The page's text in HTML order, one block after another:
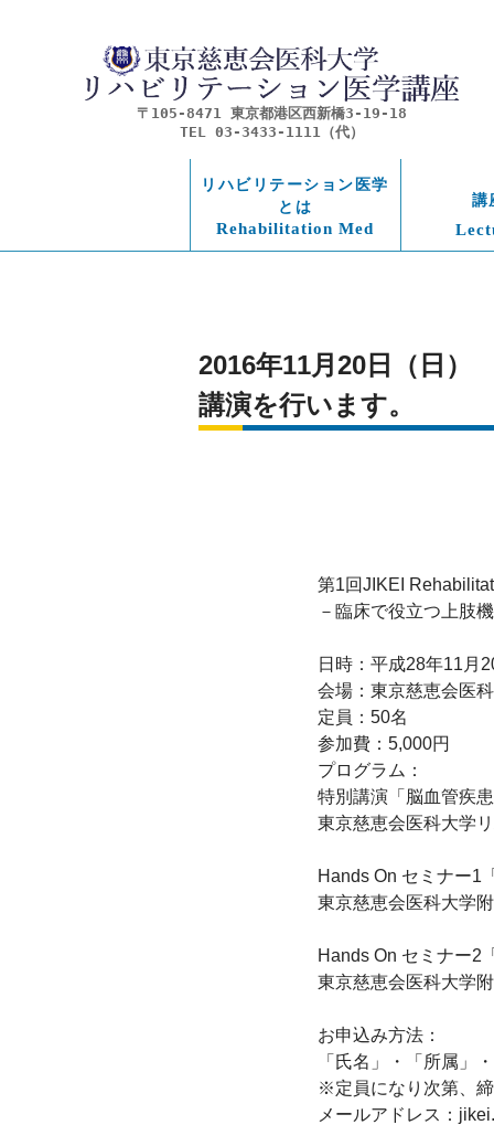
〒105-8471 東京都港区西新橋3-19-18
TEL 03-3433-1111（代）
リハビリテーション医学
とは
Rehabilitation Med
講
2016年11月20日（日）
講演を行います。
第1回JIKEI
－臨床で役立つ上肢
日時：平成28年11月
会場：東京慈恵会医
定員：50名
参加費：5,000円
プログラム：
特別講演「脳血管疾
東京慈恵会医科大学
Hands On セミナー1
東京慈恵会医科大学
Hands On セミナー2
東京慈恵会医科大学
お申込み方法：
「氏名」・「所属」
※定員になり次第、
メールアドレス：